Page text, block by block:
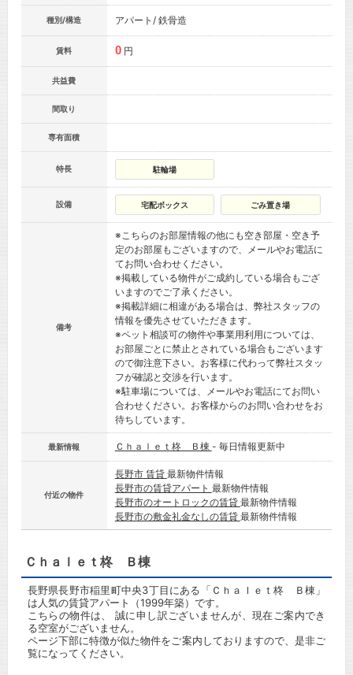
種別/構造 アパート/ 鉄骨造
賃料 0 円
共益費
間取り
専有面積
特長 駐輪場
設備 宅配ボックス ごみ置き場
備考
※こちらのお部屋情報の他にも空き部屋・空き予
定のお部屋もございますので、メールやお電話に
てお問い合わせください。
※掲載している物件がご成約している場合もござ
いますのでご了承ください。
※掲載詳細に相違がある場合は、弊社スタッフの
情報を優先させていただきます。
※ペット相談可の物件や事業用利用については、
お部屋ごとに禁止とされている場合もございます
ので御注意下さい。お客様に代わって弊社スタッ
フが確認と交渉を行います。
※駐車場については、メールやお電話にてお問い
合わせください。お客様からのお問い合わせをお
待ちしています。
最新情報 Ｃｈａｌｅｔ柊 Ｂ棟 - 毎日情報更新中
付近の物件
長野市 賃貸 最新物件情報
長野市の賃貸アパート 最新物件情報
長野市のオートロックの賃貸 最新物件情報
長野市の敷金礼金なしの賃貸 最新物件情報
Ｃｈａｌｅｔ柊 Ｂ棟
長野県長野市稲里町中央3丁目にある「Ｃｈａｌｅｔ柊 Ｂ棟」
は人気の賃貸アパート（1999年築）です。
こちらの物件は、 誠に申し訳ございませんが、現在ご案内でき
る空室がございません。
ページ下部に特徴が似た物件をご案内しておりますので、是非ご
覧になってください。